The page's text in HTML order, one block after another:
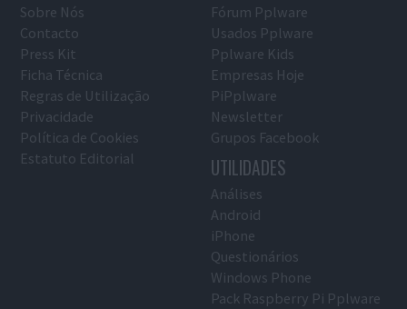
Sobre Nós
Contacto
Press Kit
Ficha Técnica
Regras de Utilização
Privacidade
Política de Cookies
Estatuto Editorial
Fórum Pplware
Usados Pplware
Pplware Kids
Empresas Hoje
PiPplware
Newsletter
Grupos Facebook
UTILIDADES
Análises
Android
iPhone
Questionários
Windows Phone
Pack Raspberry Pi Pplware